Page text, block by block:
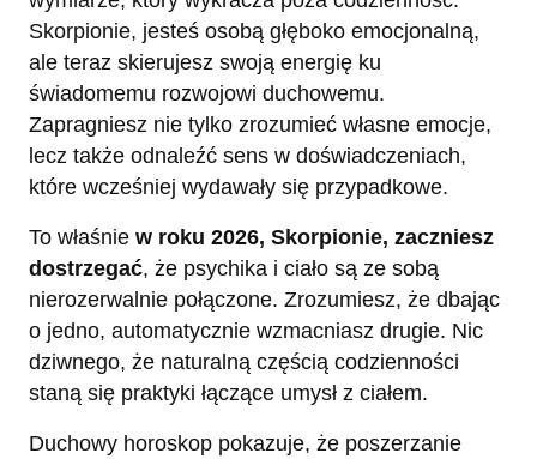
Skorpionie, jesteś osobą głęboko emocjonalną,
ale teraz skierujesz swoją energię ku
świadomemu rozwojowi duchowemu.
Zapragniesz nie tylko zrozumieć własne emocje,
lecz także odnaleźć sens w doświadczeniach,
które wcześniej wydawały się przypadkowe.
To właśnie w roku 2026, Skorpionie, zaczniesz
dostrzegać, że psychika i ciało są ze sobą
nierozerwalnie połączone. Zrozumiesz, że dbając
o jedno, automatycznie wzmacniasz drugie. Nic
dziwnego, że naturalną częścią codzienności
staną się praktyki łączące umysł z ciałem.
Duchowy horoskop pokazuje, że poszerzanie